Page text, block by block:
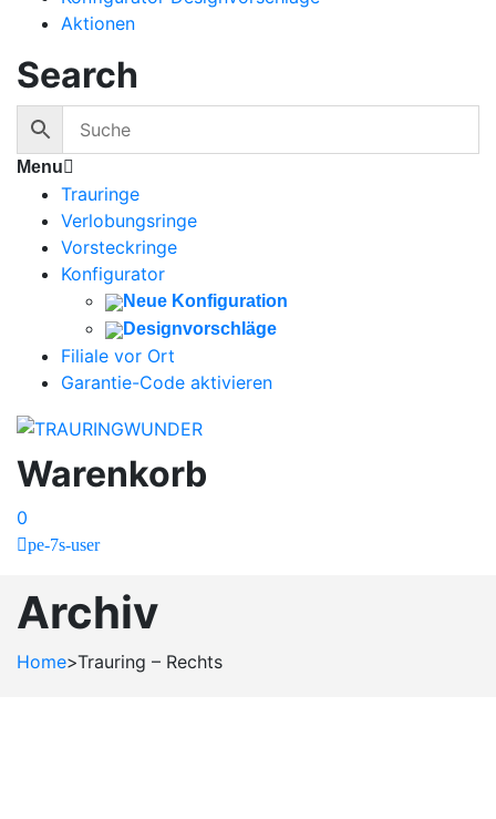
Aktionen
Search
Menu
Trauringe
Verlobungsringe
Vorsteckringe
Konfigurator
Neue Konfiguration
Designvorschläge
Filiale vor Ort
Garantie-Code aktivieren
Warenkorb
0
pe-7s-user
Archiv
Home>Trauring – Rechts